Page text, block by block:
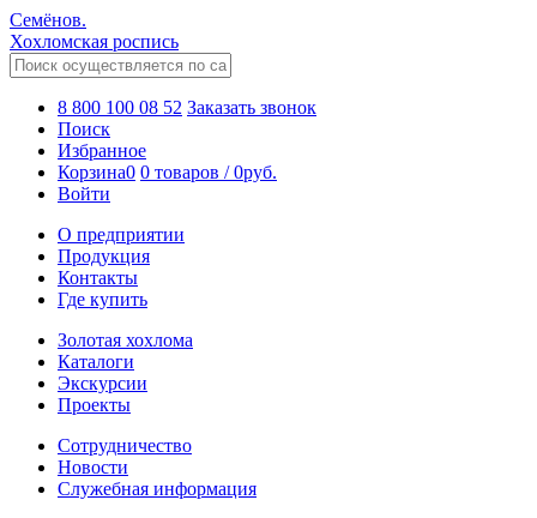
Семёнов.
Хохломская роспись
8 800 100 08 52 Заказать звонок
Поиск
Избранное
Корзина0 0 товаров /0руб.
Войти
О предприятии
Продукция
Контакты
Где купить
Золотая хохлома
Каталоги
Экскурсии
Проекты
Сотрудничество
Новости
Служебная информация